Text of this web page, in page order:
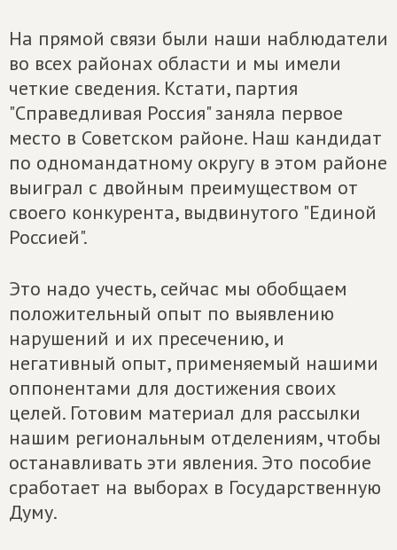
На прямой связи были наши наблюдатели
во всех районах области и мы имели
четкие сведения. Кстати, партия
"Справедливая Россия" заняла первое
место в Советском районе. Наш кандидат
по одномандатному округу в этом районе
выиграл с двойным преимуществом от
своего конкурента, выдвинутого "Единой
Россией".
Это надо учесть, сейчас мы обобщаем
положительный опыт по выявлению
нарушений и их пресечению, и
негативный опыт, применяемый нашими
оппонентами для достижения своих
целей. Готовим материал для рассылки
нашим региональным отделениям, чтобы
останавливать эти явления. Это пособие
сработает на выборах в Государственную
Думу.